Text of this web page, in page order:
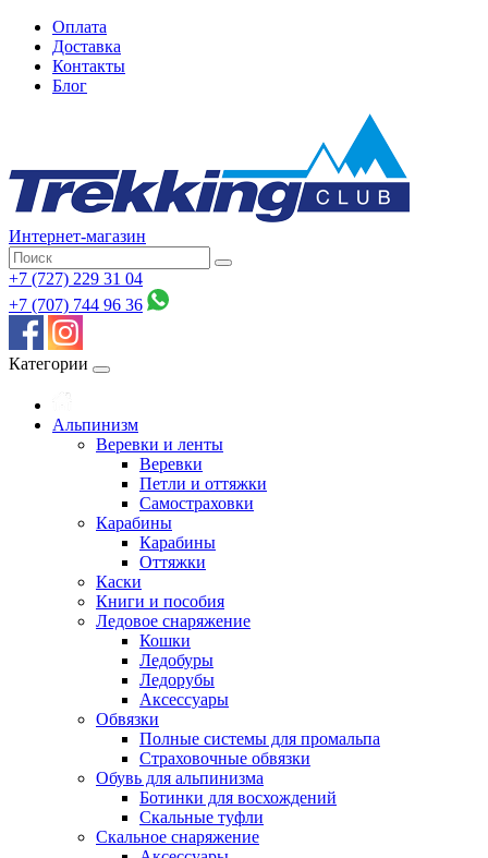
Оплата
Доставка
Контакты
Блог
Интернет-магазин
+7 (727) 229 31 04
+7 (707) 744 96 36
Категории
Альпинизм
Веревки и ленты
Веревки
Петли и оттяжки
Самостраховки
Карабины
Карабины
Оттяжки
Каски
Книги и пособия
Ледовое снаряжение
Кошки
Ледобуры
Ледорубы
Аксессуары
Обвязки
Полные системы для промальпа
Страховочные обвязки
Обувь для альпинизма
Ботинки для восхождений
Скальные туфли
Скальное снаряжение